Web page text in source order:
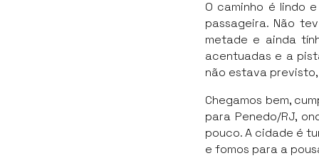
O caminho é lindo
passageira. Não
metade e ainda
acentuadas e a
não estava
Chegamos bem,
para Penedo/RJ,
pouco. A cidade é
e fomos para a